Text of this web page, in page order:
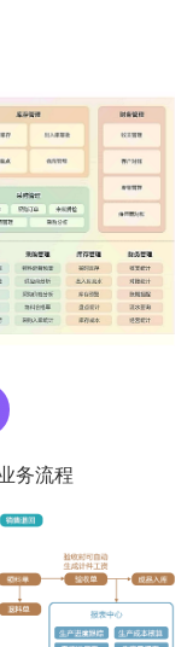
务流程